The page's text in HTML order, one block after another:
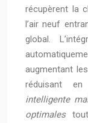
récupèrent la
l’air neuf
global.
augmentant
réduisant
intelligente
optimalestout